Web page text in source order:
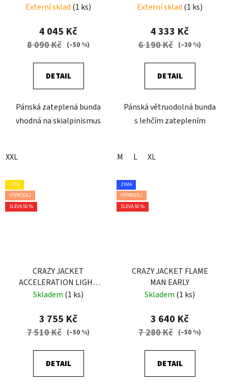
EARLY
Externí sklad (1 ks)
4 045 Kč
8 090 Kč (–50 %)
DETAIL
Pánská zateplená bunda
vhodná na skialpinismus
XXL
Externí sklad (1 ks)
4 333 Kč
6 190 Kč (–30 %)
DETAIL
Pánská větruodolná bunda
s lehčím zateplením
M L XL
LÉTO
VÝPRODEJ
SLEVA 50 %
CRAZY JACKET
ACCELERATION LIGHT
MAN ZENITH
Skladem (1 ks)
3 755 Kč
7 510 Kč (–50 %)
DETAIL
ZIMA
VÝPRODEJ
SLEVA 50 %
CRAZY JACKET FLAME
MAN EARLY
Skladem (1 ks)
3 640 Kč
7 280 Kč (–50 %)
DETAIL